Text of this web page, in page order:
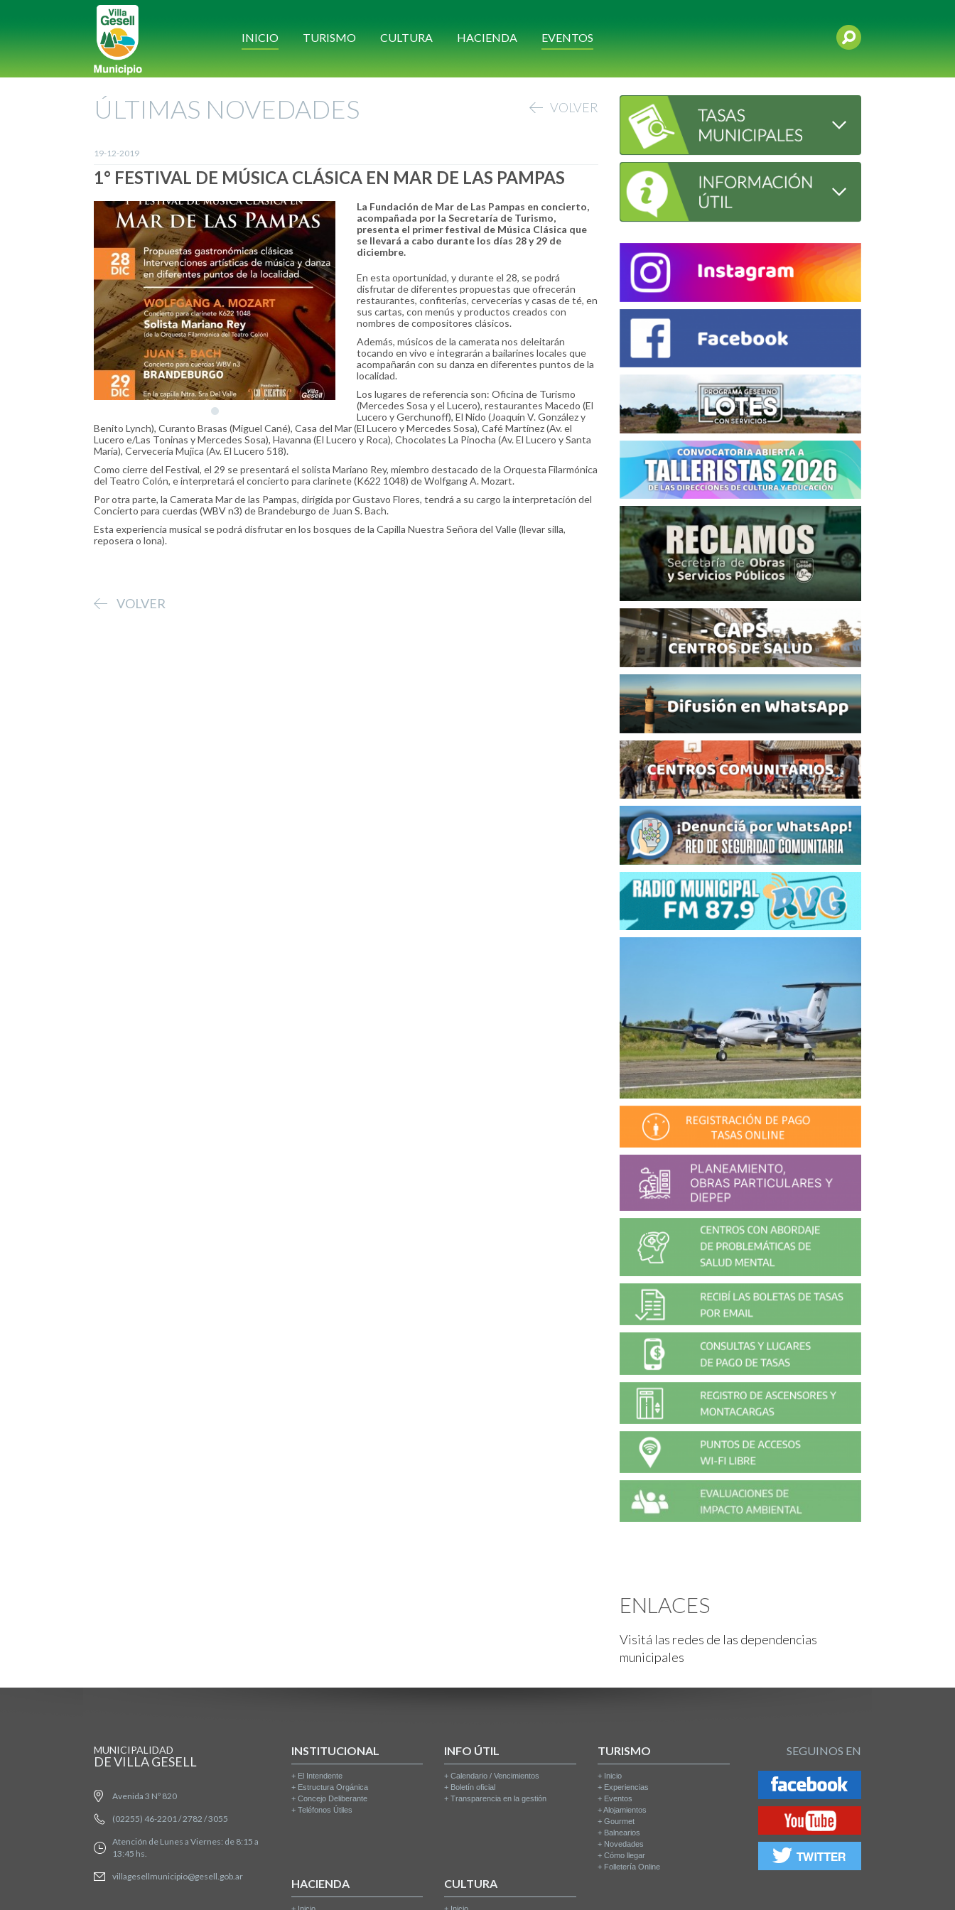
INICIO TURISMO CULTURA HACIENDA EVENTOS
ÚLTIMAS NOVEDADES VOLVER
19-12-2019
1° FESTIVAL DE MÚSICA CLÁSICA EN MAR DE LAS PAMPAS
La Fundación de Mar de Las Pampas en concierto,
acompañada por la Secretaría de Turismo,
presenta el primer festival de Música Clásica que
se llevará a cabo durante los días 28 y 29 de
diciembre.
En esta oportunidad, y durante el 28, se podrá
disfrutar de diferentes propuestas que ofrecerán
restaurantes, confiterías, cervecerías y casas de té, en
sus cartas, con menús y productos creados con
nombres de compositores clásicos.
Además, músicos de la camerata nos deleitarán
tocando en vivo e integrarán a bailarines locales que
acompañarán con su danza en diferentes puntos de la
localidad.
Los lugares de referencia son: Oficina de Turismo
(Mercedes Sosa y el Lucero), restaurantes Macedo (El
Lucero y Gerchunoff), El Nido (Joaquín V. González y
Benito Lynch), Curanto Brasas (Miguel Cané), Casa del Mar (El Lucero y Mercedes Sosa), Café Martínez (Av. el
Lucero e/Las Toninas y Mercedes Sosa), Havanna (El Lucero y Roca), Chocolates La Pinocha (Av. El Lucero y Santa
María), Cervecería Mujica (Av. El Lucero 518).
Como cierre del Festival, el 29 se presentará el solista Mariano Rey, miembro destacado de la Orquesta Filarmónica
del Teatro Colón, e interpretará el concierto para clarinete (K622 1048) de Wolfgang A. Mozart.
Por otra parte, la Camerata Mar de las Pampas, dirigida por Gustavo Flores, tendrá a su cargo la interpretación del
Concierto para cuerdas (WBV n3) de Brandeburgo de Juan S. Bach.
Esta experiencia musical se podrá disfrutar en los bosques de la Capilla Nuestra Señora del Valle (llevar silla,
reposera o lona).
VOLVER
ENLACES
Visitá las redes de las dependencias
municipales
MUNICIPALIDAD
DE VILLA GESELL
Avenida 3 Nº 820
(02255) 46-2201 / 2782 / 3055
Atención de Lunes a Viernes: de 8:15 a
13:45 hs.
villagesellmunicipio@gesell.gob.ar
INSTITUCIONAL
+ El Intendente
+ Estructura Orgánica
+ Concejo Deliberante
+ Teléfonos Útiles
INFO ÚTIL
+Calendario / Vencimientos
+ Boletín oficial
+Transparencia en la gestión
TURISMO
+ Inicio
+ Experiencias
+ Eventos
+Alojamientos
+Gourmet
+ Balnearios
+ Novedades
+Cómo llegar
+ Folletería Online
HACIENDA CULTURA
SEGUINOS EN